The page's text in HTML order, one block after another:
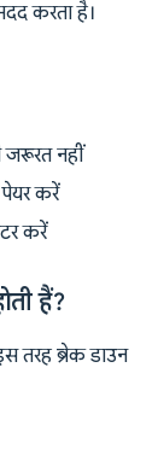
करता है।
जरूरत नहीं
करें
करें
हैं?
तरह ब्रेक डाउन